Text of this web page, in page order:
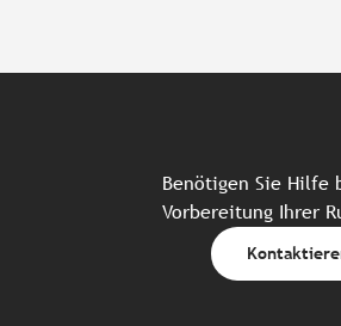
Benötigen Sie Hilfe
Vorbereitung Ihrer